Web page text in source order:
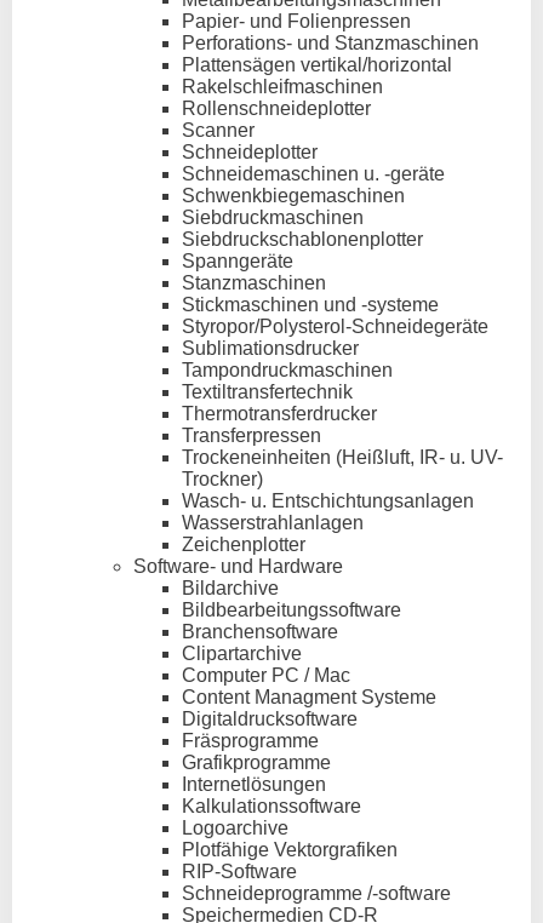
Papier- und Folienpressen
Perforations- und Stanzmaschinen
Plattensägen vertikal/horizontal
Rakelschleifmaschinen
Rollenschneideplotter
Scanner
Schneideplotter
Schneidemaschinen u. -geräte
Schwenkbiegemaschinen
Siebdruckmaschinen
Siebdruckschablonenplotter
Spanngeräte
Stanzmaschinen
Stickmaschinen und -systeme
Styropor/Polysterol-Schneidegeräte
Sublimationsdrucker
Tampondruckmaschinen
Textiltransfertechnik
Thermotransferdrucker
Transferpressen
Trockeneinheiten (Heißluft, IR- u. UV-
Trockner)
Wasch- u. Entschichtungsanlagen
Wasserstrahlanlagen
Zeichenplotter
Software- und Hardware
Bildarchive
Bildbearbeitungssoftware
Branchensoftware
Clipartarchive
Computer PC / Mac
Content Managment Systeme
Digitaldrucksoftware
Fräsprogramme
Grafikprogramme
Internetlösungen
Kalkulationssoftware
Logoarchive
Plotfähige Vektorgrafiken
RIP-Software
Schneideprogramme /-software
Speichermedien CD-R